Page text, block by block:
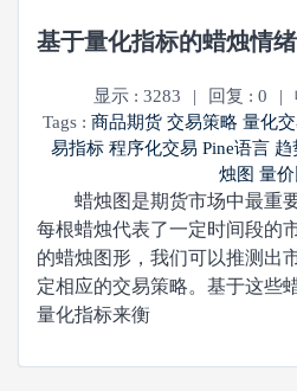
基于量化指标的蜡烛情
显示 : 3283 | 回复 : 0 |
Tags : 商品期货 交易策略 量化
易指标 程序化交易 Pine语言 趋
烛图 量价
蜡烛图是期货市场中最重要
每根蜡烛代表了一定时间段的
的蜡烛图形，我们可以推测出
定相应的交易策略。基于这些
量化指标来衡